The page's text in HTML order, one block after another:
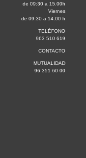
de 09:30 a 15.00h
Viernes
de 09:30 a 14.00 h
TELÉFONO
963 510 619
CONTACTO
MUTUALIDAD
96 351 60 00